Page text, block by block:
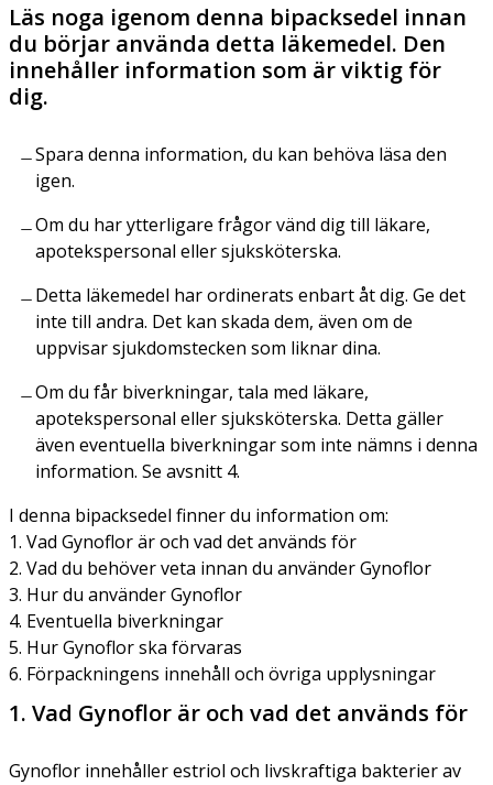
Läs noga igenom denna bipacksedel innan
du börjar använda detta läkemedel. Den
innehåller information som är viktig för
dig.
Spara denna information, du kan behöva läsa den
igen.
Om du har ytterligare frågor vänd dig till läkare,
apotekspersonal eller sjuksköterska.
Detta läkemedel har ordinerats enbart åt dig. Ge det
inte till andra. Det kan skada dem, även om de
uppvisar sjukdomstecken som liknar dina.
Om du får biverkningar, tala med läkare,
apotekspersonal eller sjuksköterska. Detta gäller
även eventuella biverkningar som inte nämns i denna
information. Se avsnitt 4.
I denna bipacksedel finner du information om:
1. Vad Gynoflor är och vad det används för
2. Vad du behöver veta innan du använder Gynoflor
3. Hur du använder Gynoflor
4. Eventuella biverkningar
5. Hur Gynoflor ska förvaras
6. Förpackningens innehåll och övriga upplysningar
1. Vad Gynoflor är och vad det används för
Gynoflor innehåller estriol och livskraftiga bakterier av